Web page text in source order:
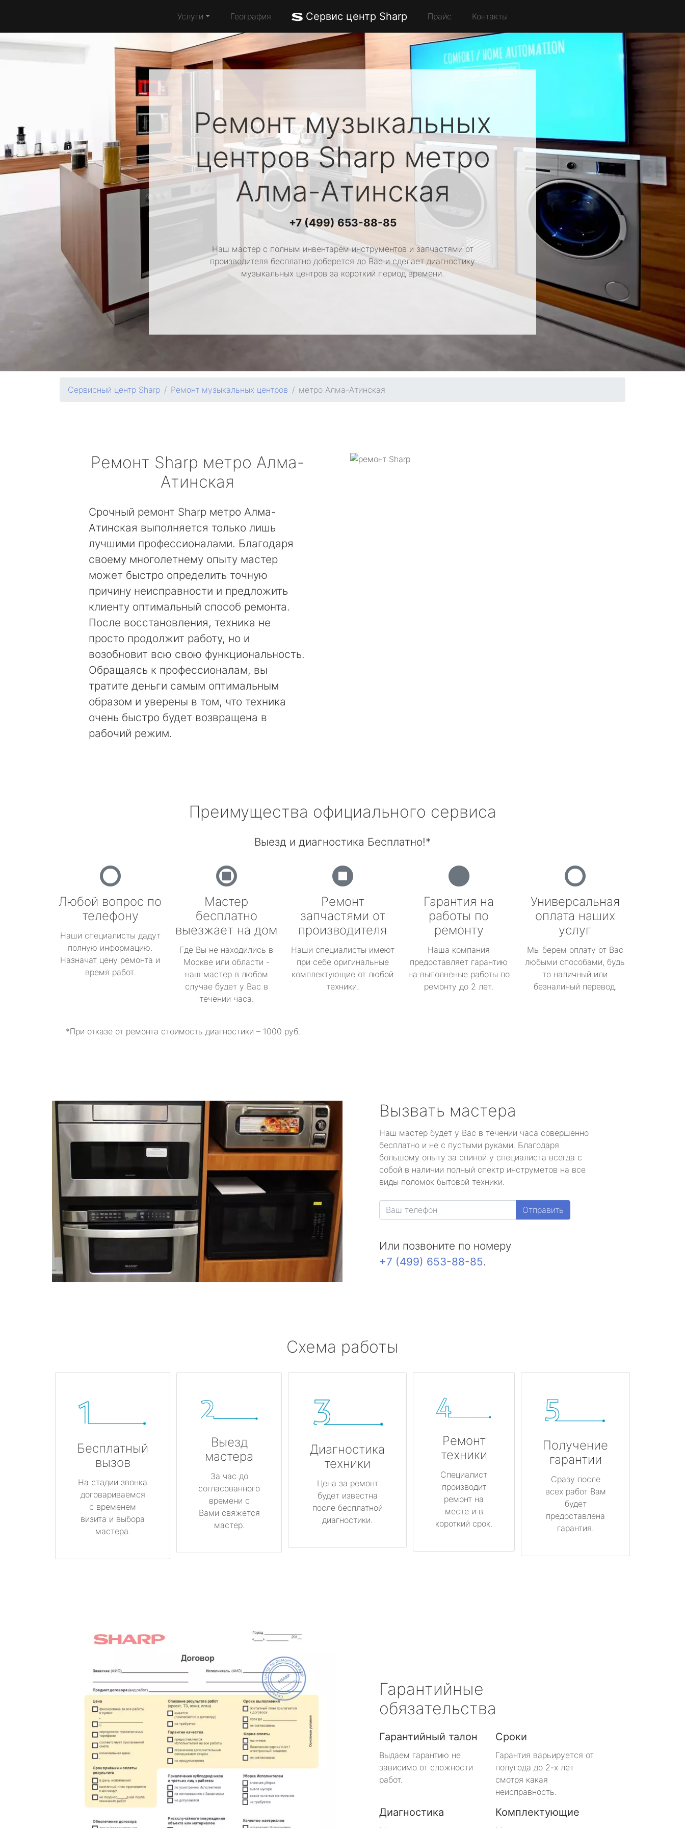
Услуги География Сервис центр Sharp Прайс Контакты
Ремонт музыкальных
центровSharp метро
Алма-Атинская
+7 (499) 653-88-85
Наш мастер с полным инвентарем инструментов и запчастями от
производителя бесплатно доберется до Вас и сделает диагностику
музыкальных центров за короткий период времени.
Сервисный центр Sharp Ремонт музыкальных центров метро Алма-Атинская
Ремонт Sharp метро Алма-
Атинская
Срочный ремонт Sharp метро Алма-
Атинская выполняется только лишь
лучшими профессионалами. Благодаря
своему многолетнему опыту мастер
может быстро определить точную
причину неисправности и предложить
клиенту оптимальный способ ремонта.
После восстановления, техника не
просто продолжит работу, но и
возобновит всю свою функциональность.
Обращаясь к профессионалам, вы
тратите деньги самым оптимальным
образом и уверены в том, что техника
очень быстро будет возвращена в
рабочий режим.
Преимущества официального сервиса
Выезд и диагностика Бесплатно!*
Любой вопрос по
телефону
Наши специалисты дадут
полную информацию.
Назначат цену ремонта и
время работ.
Мастер
бесплатно
выезжает на дом
Где Вы не находились в
Москве или области -
наш мастер в любом
случае будет у Вас в
течении часа.
Ремонт
запчастями от
производителя
Наши специалисты имеют
при себе оригинальные
комплектующие от любой
техники.
Гарантия на
работы по
ремонту
Наша компания
предоставляет гарантию
на выполненые работы по
ремонту до 2 лет.
Универсальная
оплата наших
услуг
Мы берем оплату от Вас
любыми способами, будь
то наличный или
безналиный перевод.
*При отказе от ремонта стоимость диагностики – 1000 руб.
Вызвать мастера
Наш мастер будет у Вас в течении часа совершенно
бесплатно и не с пустыми руками. Благодаря
большому опыту за спиной у специалиста всегда с
собой в наличии полный спектр инструметов на все
виды поломок бытовой техники.
Отправить
Или позвоните по номеру
+7 (499) 653-88-85.
Схема работы
Бесплатный
вызов
На стадии звонка
договариваемся
с временем
визита и выбора
мастера.
Выезд
мастера
За час до
согласованного
времени с
Вами свяжется
мастер.
Диагностика
техники
Цена за ремонт
будет известна
после бесплатной
диагностики.
Ремонт
техники
Специалист
производит
ремонт на
месте и в
короткий срок.
Получение
гарантии
Сразу после
всех работ Вам
будет
предоставлена
гарантия.
Гарантийные
обязательства
Гарантийный талон
Выдаем гарантию не
зависимо от сложности
работ.
Сроки
Гарантия варьируется от
полугода до 2-х лет
смотря какая
неисправность.
Диагностика Комплектующие